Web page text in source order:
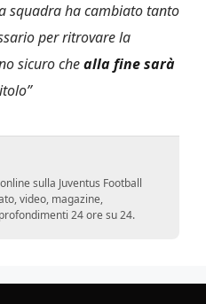
squadra ha cambiato tanto
per ritrovare la
sicuro chealla fine sarà
sulla Juventus Football
video, magazine,
24 ore su 24.